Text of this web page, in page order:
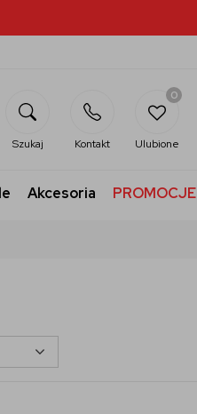
Szukaj Kontakt
0
Ulubione
Akcesoria PROMOCJE